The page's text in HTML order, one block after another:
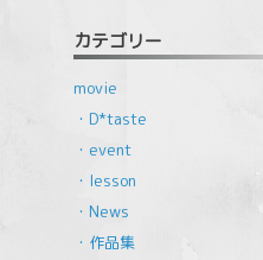
カテゴリー
movie
・D*taste
・event
・lesson
・News
・作品集